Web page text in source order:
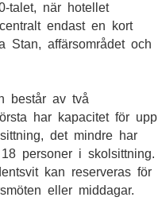
talet, när hotellet
endast en kort
Stan, affärsområdet och
består av två
har kapacitet för upp
det mindre har
personer i skolsittning.
kan reserveras för
eller middagar.